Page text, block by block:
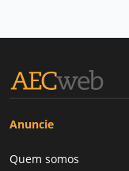
Anuncie
Quem somos